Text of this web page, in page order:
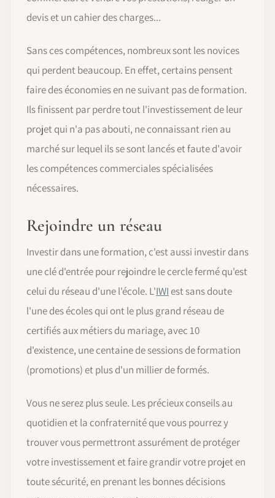
devis et un cahier des charges...
Sans ces compétences, nombreux sont les novices
qui perdent beaucoup. En effet, certains pensent
faire des économies en ne suivant pas de formation.
Ils finissent par perdre tout l'investissement de leur
projet qui n'a pas abouti, ne connaissant rien au
marché sur lequel ils se sont lancés et faute d'avoir
les compétences commerciales spécialisées
nécessaires.
Rejoindre un réseau
Investir dans une formation, c'est aussi investir dans
une clé d'entrée pour rejoindre le cercle fermé qu'est
celui du réseau d'une l'école. L'IWI est sans doute
l'une des écoles qui ont le plus grand réseau de
certifiés aux métiers du mariage, avec 10
d'existence, une centaine de sessions de formation
(promotions) et plus d'un millier de formés.
Vous ne serez plus seule. Les précieux conseils au
quotidien et la confraternité que vous pourrez y
trouver vous permettront assurément de protéger
votre investissement et faire grandir votre projet en
toute sécurité, en prenant les bonnes décisions